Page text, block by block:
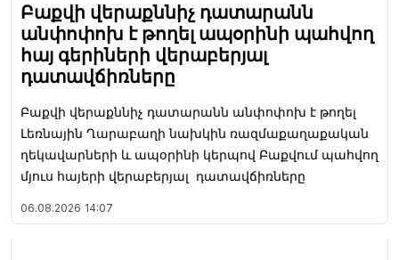
Բաքվի վերաքննիչ դատարանն
անփոփոխ է թողել ապօրինի պահվող
հայ գերիների վերաբերյալ
դատավճիռները
Բաքվի վերաքննիչ դատարանն անփոփոխ է թողել
Լեռնային Ղարաբաղի նախկին ռազմաքաղաքական
ղեկավարների և ապօրինի կերպով Բաքվում պահվող
մյուս հայերի վերաբերյալ դատավճիռները
06.08.2026 14:07